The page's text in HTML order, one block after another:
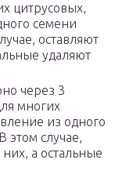
цитрусовых,
семени
оставляют
удаляют
через 3
многих
из одного
этом случае,
а остальные